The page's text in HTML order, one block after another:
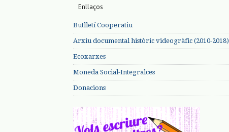
Enllaços
Butlletí Cooperatiu
Arxiu documental històric videogràfic (2010-2018)
Ecoxarxes
Moneda Social-Integralces
Donacions